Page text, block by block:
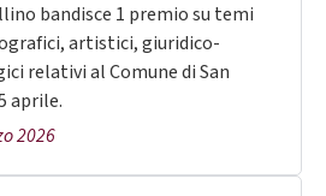
bandisce 1 premio su temi
artistici, giuridico-
relativi al Comune di San
aprile.
2026